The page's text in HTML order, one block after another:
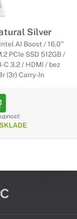
a viac
displejom, tieto
displej
na Vašom
Gaming
notebooku patrí
Silver
AI Boost / 16,0"
PCIe SSD 512GB /
C 3.2 / HDMI / bez
(3r) Carry-In